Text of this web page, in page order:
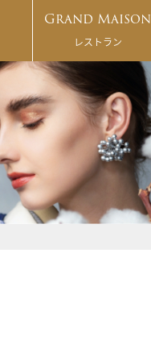
Grand Maison
レストラン